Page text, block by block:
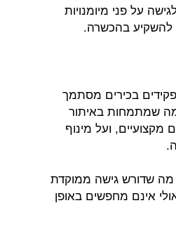
על פני מיומנויות
להשקיע בהכשרה.
בכירים מסתמך
שמתמחות באיתור
מקצועיים, ועל מינוף
מה שדורש גישה ממוקדת
אינם מחפשים באופן